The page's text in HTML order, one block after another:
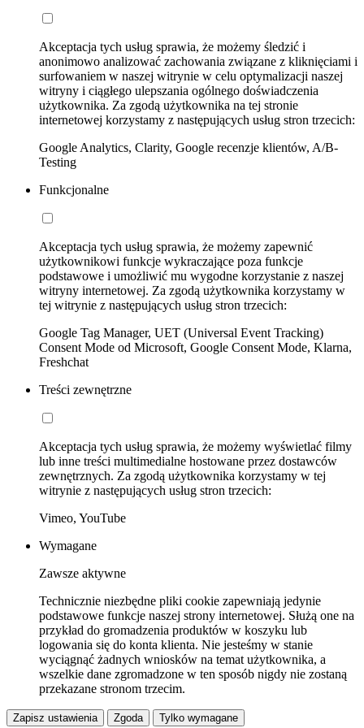
Akceptacja tych usług sprawia, że możemy śledzić i
anonimowo analizować zachowania związane z kliknięciami i
surfowaniem w naszej witrynie w celu optymalizacji naszej
witryny i ciągłego ulepszania ogólnego doświadczenia
użytkownika. Za zgodą użytkownika na tej stronie
internetowej korzystamy z następujących usług stron trzecich:
Google Analytics, Clarity, Google recenzje klientów, A/B-
Testing
Funkcjonalne
Akceptacja tych usług sprawia, że możemy zapewnić
użytkownikowi funkcje wykraczające poza funkcje
podstawowe i umożliwić mu wygodne korzystanie z naszej
witryny internetowej. Za zgodą użytkownika korzystamy w
tej witrynie z następujących usług stron trzecich:
Google Tag Manager, UET (Universal Event Tracking)
Consent Mode od Microsoft, Google Consent Mode, Klarna,
Freshchat
Treści zewnętrzne
Akceptacja tych usług sprawia, że możemy wyświetlać filmy
lub inne treści multimedialne hostowane przez dostawców
zewnętrznych. Za zgodą użytkownika korzystamy w tej
witrynie z następujących usług stron trzecich:
Vimeo, YouTube
Wymagane
Zawsze aktywne
Technicznie niezbędne pliki cookie zapewniają jedynie
podstawowe funkcje naszej strony internetowej. Służą one na
przykład do gromadzenia produktów w koszyku lub
logowania się do konta klienta. Nie jesteśmy w stanie
wyciągnąć żadnych wniosków na temat użytkownika, a
wszelkie dane zgromadzone w ten sposób nigdy nie zostaną
przekazane stronom trzecim.
Zapisz ustawienia Zgoda Tylko wymagane